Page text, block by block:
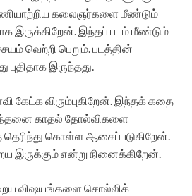
பணியாற்றிய கலைஞர்களை மீண்டும்
இருக்கிறேன். இந்தப் படம் மீண்டும்
வெற்றி பெறும். படத்தின்
புதிதாக இருந்தது.
கேட்க விரும்புகிறேன். இந்தக் கதை
காதல் தோல்விகளை
கொள்ள ஆசைப்படுகிறேன்.
இருக்கும் என்று நினைக்கிறேன்.
விஷயங்களை சொல்லிக்